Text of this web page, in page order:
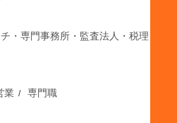
・専門事務所・監査法人・税理
業 専門職